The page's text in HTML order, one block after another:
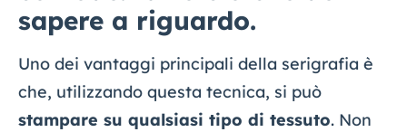
sapere a riguardo.
Uno dei vantaggi principali della serigrafia è
che, utilizzando questa tecnica, si può
stampare su qualsiasi tipo di tessuto. Non